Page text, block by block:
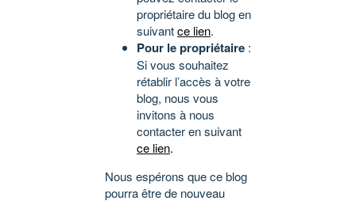
propriétaire du blog en
suivantce lien.
Pour le propriétaire :
Si vous souhaitez
rétablir l’accès à votre
blog, nous vous
invitons à nous
contacter en suivant
ce lien.
Nous espérons que ce blog
pourra être de nouveau